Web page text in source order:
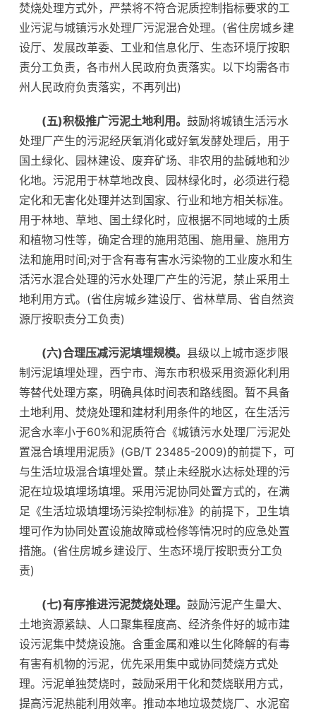
焚烧处理方式外，严禁将不符合泥质控制指标要求的工
业污泥与城镇污水处理厂污泥混合处理。(省住房城乡建
设厅、发展改革委、工业和信息化厅、生态环境厅按职
责分工负责，各市州人民政府负责落实。以下均需各市
州人民政府负责落实，不再列出)
(五)积极推广污泥土地利用。 鼓励将城镇生活污水
处理厂产生的污泥经厌氧消化或好氧发酵处理后，用于
国土绿化、园林建设、废弃矿场、非农用的盐碱地和沙
化地。污泥用于林草地改良、园林绿化时，必须进行稳
定化和无害化处理并达到国家、行业和地方相关标准。
用于林地、草地、国土绿化时，应根据不同地域的土质
和植物习性等，确定合理的施用范围、施用量、施用方
法和施用时间;对于含有毒有害水污染物的工业废水和生
活污水混合处理的污水处理厂产生的污泥，禁止采用土
地利用方式。(省住房城乡建设厅、省林草局、省自然资
源厅按职责分工负责)
(六)合理压减污泥填埋规模。 县级以上城市逐步限
制污泥填埋处理，西宁市、海东市积极采用资源化利用
等替代处理方案，明确具体时间表和路线图。暂不具备
土地利用、焚烧处理和建材利用条件的地区，在生活污
泥含水率小于60%和泥质符合《城镇污水处理厂污泥处
置混合填埋用泥质》(GB/T 23485-2009)的前提下，可
与生活垃圾混合填埋处置。禁止未经脱水达标处理的污
泥在垃圾填埋场填埋。采用污泥协同处置方式的，在满
足《生活垃圾填埋场污染控制标准》的前提下，卫生填
埋可作为协同处置设施故障或检修等情况时的应急处置
措施。(省住房城乡建设厅、生态环境厅按职责分工负
责)
(七)有序推进污泥焚烧处理。 鼓励污泥产生量大、
土地资源紧缺、人口聚集程度高、经济条件好的城市建
设污泥集中焚烧设施。含重金属和难以生化降解的有毒
有害有机物的污泥，优先采用集中或协同焚烧方式处
理。污泥单独焚烧时，鼓励采用干化和焚烧联用方式，
提高污泥热能利用效率。推动本地垃圾焚烧厂、水泥窑